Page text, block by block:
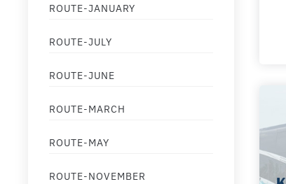
ROUTE-JANUARY
ROUTE-JULY
ROUTE-JUNE
ROUTE-MARCH
ROUTE-MAY
ROUTE-NOVEMBER